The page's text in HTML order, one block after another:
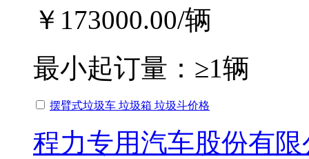
￥173000.00/辆
最小起订量： ≥1辆
摆臂式垃圾车 垃圾箱 垃圾斗价格
程力专用汽车股份有